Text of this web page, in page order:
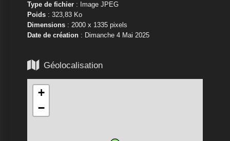
Type de fichier: Image JPEG
Poids: 323,83 Ko
Dimensions: 2000 x 1335 pixels
Date de création: Dimanche 4 Mai 2025
 Géolocalisation
+
−